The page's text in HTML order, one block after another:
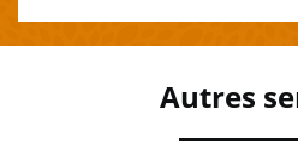
Autres